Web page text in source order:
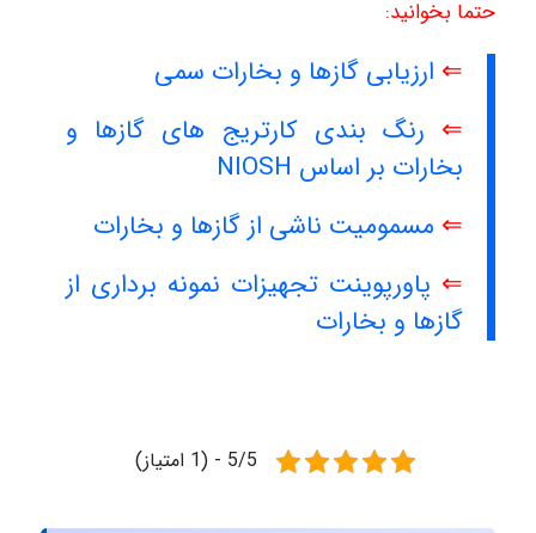
حتما بخوانید:
⇐ ارزیابی گازها و بخارات سمی
⇐ رنگ بندی کارتریج های گازها و
بخارات بر اساس NIOSH
⇐ مسمومیت ناشی از گازها و بخارات
⇐ پاورپوینت تجهیزات نمونه برداری از
گازها و بخارات
5/5 - (1 امتیاز)